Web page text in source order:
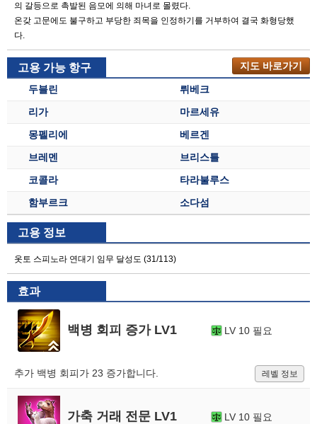
의 갈등으로 촉발된 음모에 의해 마녀로 몰렸다.
온갖 고문에도 불구하고 부당한 죄목을 인정하기를 거부하여 결국 화형당했
다.
고용 가능 항구 지도 바로가기
두블린
뤼베크
리가
마르세유
몽펠리에
베르겐
브레멘
브리스틀
코콜라
타라불루스
함부르크
소다섬
고용 정보
옷토 스피노라 연대기 임무 달성도 (31/113)
효과
백병 회피 증가 LV1 LV 10 필요
추가 백병 회피가 23 증가합니다. 레벨 정보
가축 거래 전문 LV1 LV 10 필요